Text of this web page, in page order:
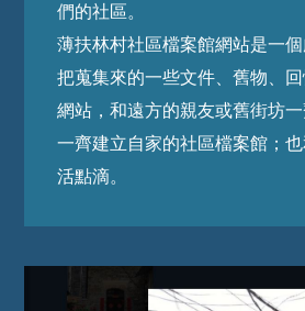
們的社區。
薄扶林村社區檔案館網站是一個
把蒐集來的一些文件、舊物、
網站，和遠方的親友或舊街坊
一齊建立自家的社區檔案館；
活點滴。